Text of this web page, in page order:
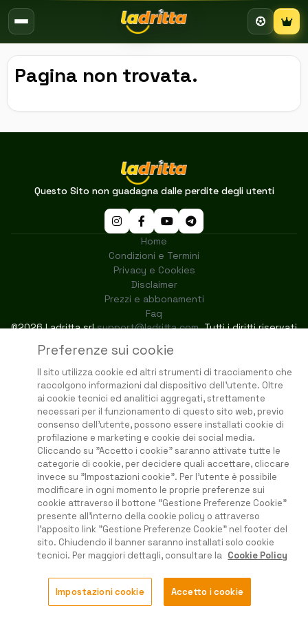
Preferenze sui cookie
Il sito utilizza cookie ed altri strumenti di tracciamento che
raccolgono informazioni dal dispositivo dell'utente. Oltre
ai cookie tecnici ed analitici aggregati, strettamente
necessari per il funzionamento di questo sito web, previo
consenso dell'utente, possono essere installati cookie di
profilazione e marketing e cookie dei social media.
Cliccando su "Accetto i cookie" saranno attivate tutte le
categorie di cookie, per decidere quali accettare, cliccare
invece su "Impostazioni cookie". Per l'utente è possibile
modificare in ogni momento le proprie preferenze sui
cookie attraverso il bottone "Gestione Preferenze Cookie"
presente all'interno della cookie policy o attraverso
l'apposito link "Gestione Preferenze Cookie" nel footer del
sito. Chiudendo il banner saranno installati solo cookie
tecnici. Per maggiori dettagli, consultare la Cookie Policy
Impostazioni cookie Accetto i cookie
Pagina non trovata.
Questo Sito non guadagna dalle perdite degli utenti
Home
Condizioni e Termini
Privacy e Cookies
Disclaimer
Prezzi e abbonamenti
Faq
©2026 Ladritta srlsupport@ladritta.com. Tutti i diritti riservati